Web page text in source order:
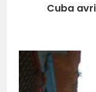
Cuba